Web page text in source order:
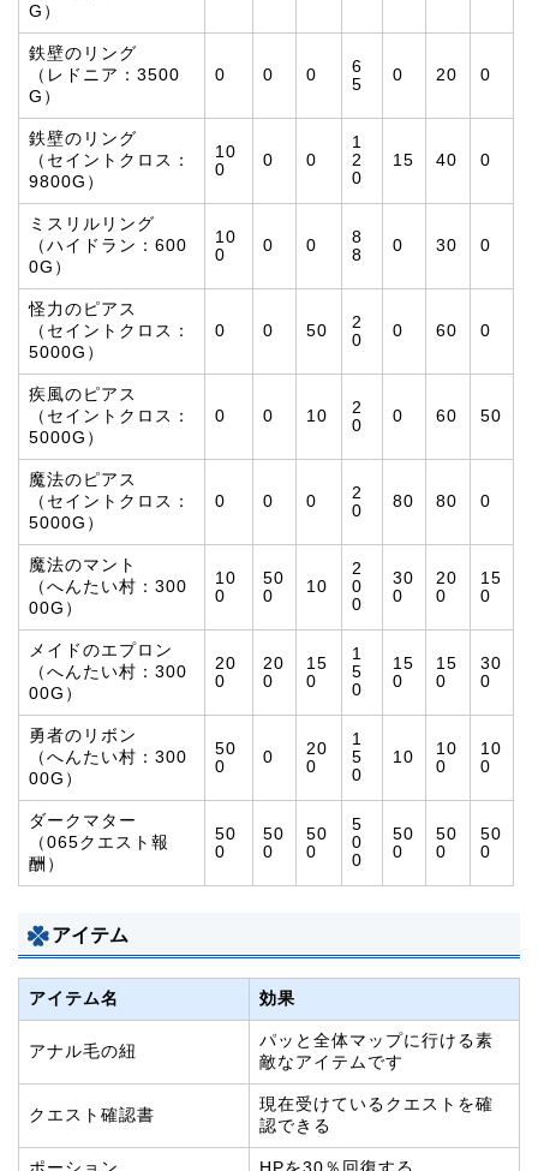
G）
鉄壁のリング
（レドニア：3500
G）
0 0 0
6
5
0 20 0
鉄壁のリング
（セイントクロス：
9800G）
10
0
0 0
1
2
0
15 40 0
ミスリルリング
（ハイドラン：600
0G）
10
0
0 0
8
8
0 30 0
怪力のピアス
（セイントクロス：
5000G）
0 0 50
2
0
0 60 0
疾風のピアス
（セイントクロス：
5000G）
0 0 10
2
0
0 60 50
魔法のピアス
（セイントクロス：
5000G）
0 0 0
2
0
80 80 0
魔法のマント
（へんたい村：300
00G）
10
0
50
0
10
2
0
0
30
0
20
0
15
0
メイドのエプロン
（へんたい村：300
00G）
20
0
20
0
15
0
1
5
0
15
0
15
0
30
0
勇者のリボン
（へんたい村：300
00G）
50
0
0
20
0
1
5
0
10
10
0
10
0
ダークマター
（065クエスト報
酬）
50
0
50
0
50
0
5
0
0
50
0
50
0
50
0
アイテム
アイテム名 効果
アナル毛の紐
パッと全体マップに行ける素
敵なアイテムです
クエスト確認書
現在受けているクエストを確
認できる